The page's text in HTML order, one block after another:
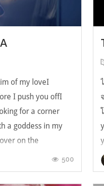
of my loveI
I push you offI
for a corner
a goddess in my
on the
อของความรักฉันฉัน
ที่ฉันผลักจะผลักคุณ
500